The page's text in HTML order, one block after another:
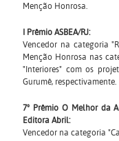
Menção Honrosa.
I Prêmio ASBEA/RJ:
Vencedor na categoria
Menção Honrosa nas
"Interiores" com os
Gurumê, respectivamente.
7º Prêmio O Melhor da
Editora Abril:
Vencedor na categoria